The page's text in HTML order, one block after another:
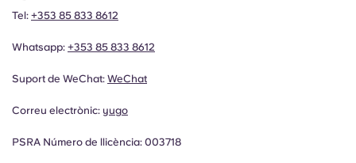
Tel: +353 85 833 8612
Whatsapp: +353 85 833 8612
Suport de WeChat: WeChat
Correu electrònic: yugo
PSRA Número de llicència: 003718